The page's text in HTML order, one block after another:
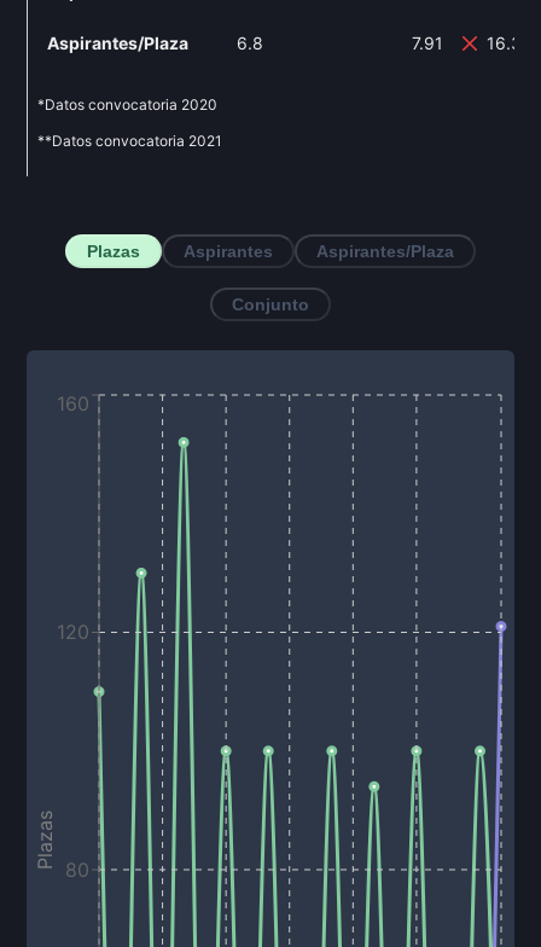
Aspirantes/Plaza 6.8 7.91
*Datos convocatoria 2020
**Datos convocatoria 2021
Plazas Aspirantes Aspirantes/Plaza
Conjunto
80
120
160
Plazas